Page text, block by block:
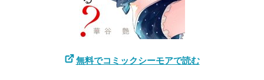
無料でコミックシーモアで読む